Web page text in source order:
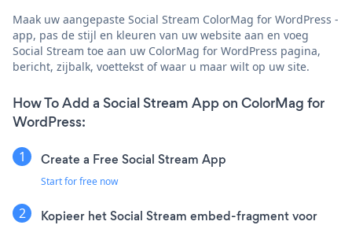
Maak uw aangepaste Social Stream ColorMag for WordPress -
app, pas de stijl en kleuren van uw website aan en voeg
Social Stream toe aan uw ColorMag for WordPress pagina,
bericht, zijbalk, voettekst of waar u maar wilt op uw site.
How To Add a Social Stream App on ColorMag for
WordPress:
Create a Free Social Stream App
Start for free now
Kopieer het Social Stream embed-fragment voor